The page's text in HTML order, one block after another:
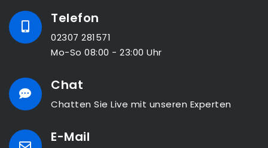
Telefon
02307 281571
Mo-So 08:00 - 23:00 Uhr
Chat
Chatten Sie Live mit unseren Experten
E-Mail